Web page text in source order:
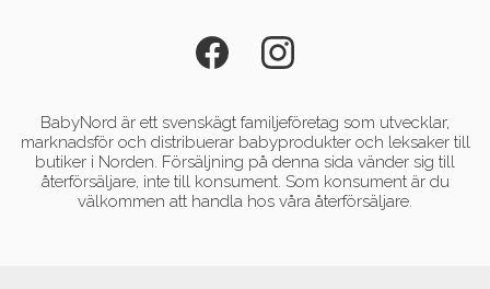
BabyNord är ett svenskägt familjeföretag som utvecklar,
marknadsför och distribuerar babyprodukter och leksaker till
butiker i Norden. Försäljning på denna sida vänder sig till
återförsäljare, inte till konsument. Som konsument är du
välkommen att handla hos våra återförsäljare.